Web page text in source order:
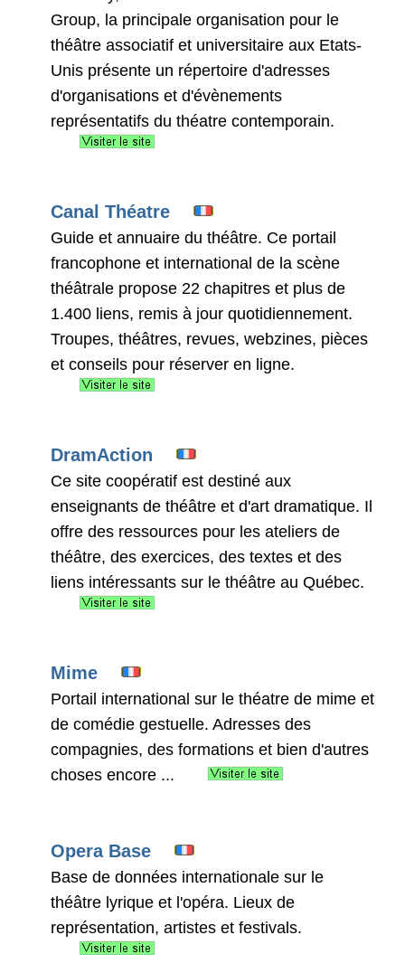
Group, la principale organisation pour le
théâtre associatif et universitaire aux Etats-
Unis présente un répertoire d'adresses
d'organisations et d'évènements
représentatifs du théatre contemporain.
Canal Théatre
Guide et annuaire du théâtre. Ce portail
francophone et international de la scène
théâtrale propose 22 chapitres et plus de
1.400 liens, remis à jour quotidiennement.
Troupes, théâtres, revues, webzines, pièces
et conseils pour réserver en ligne.
DramAction
Ce site coopératif est destiné aux
enseignants de théâtre et d'art dramatique. Il
offre des ressources pour les ateliers de
théâtre, des exercices, des textes et des
liens intéressants sur le théâtre au Québec.
Mime
Portail international sur le théatre de mime et
de comédie gestuelle. Adresses des
compagnies, des formations et bien d'autres
choses encore ...
Opera Base
Base de données internationale sur le
théâtre lyrique et l'opéra. Lieux de
représentation, artistes et festivals.